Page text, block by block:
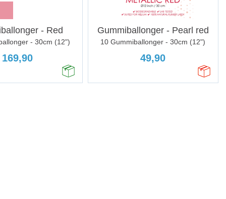
- Red
- 30cm (12")
169,90
Gummiballonger - Pearl red
10 Gummiballonger - 30cm (12")
49,90